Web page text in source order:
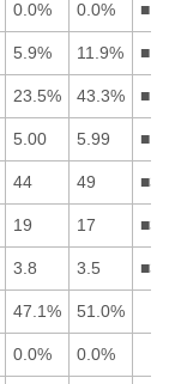
0.0% 0.0%
5.9% 11.9%
23.5% 43.3%
5.00 5.99
44 49
19 17
3.8 3.5
47.1% 51.0%
0.0% 0.0%